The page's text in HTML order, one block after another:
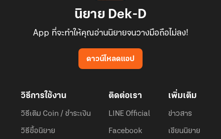
นิยาย Dek-D
App ที่จะทำให้คุณอ่านนิยายจนวางมือถือไม่ลง!
ดาวน์โหลดแอป
วิธีการใช้งาน
วิธีเติม Coin / ชำระเงิน
วิธีซื้อนิยาย
ติดต่อเรา
LINE Official
Facebook
เพิ่มเติม
ข่าวสาร
เขียนนิยาย